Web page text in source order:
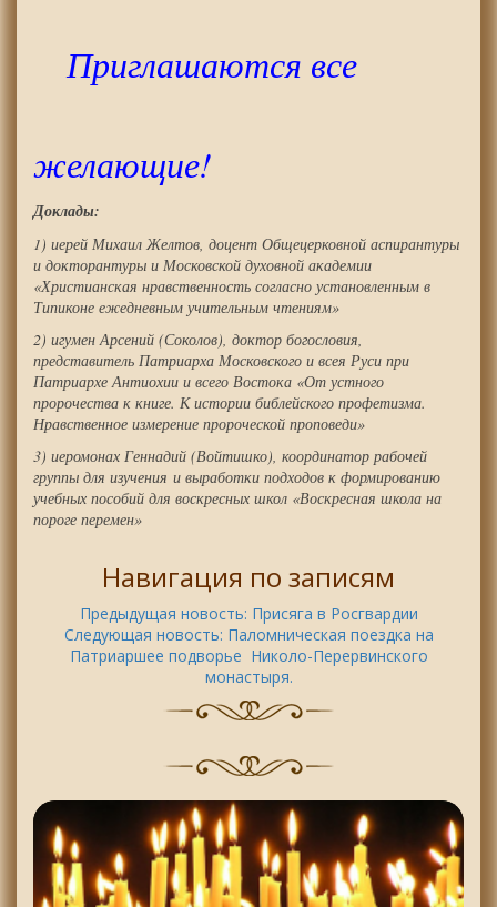
Приглашаются все
желающие!
Доклады:
1) иерей Михаил Желтов, доцент Общецерковной аспирантуры
и докторантуры и Московской духовной академии
«Христианская нравственность согласно установленным в
Типиконе ежедневным учительным чтениям»
2) игумен Арсений (Соколов), доктор богословия,
представитель Патриарха Московского и всея Руси при
Патриархе Антиохии и всего Востока «От устного
пророчества к книге. К истории библейского профетизма.
Нравственное измерение пророческой проповеди»
3) иеромонах Геннадий (Войтишко), координатор рабочей
группы для изучения и выработки подходов к формированию
учебных пособий для воскресных школ «Воскресная школа на
пороге перемен»
Навигация по записям
Предыдущая новость: Присяга в Росгвардии
Следующая новость: Паломническая поездка на
Патриаршее подворье Николо-Перервинского
монастыря.